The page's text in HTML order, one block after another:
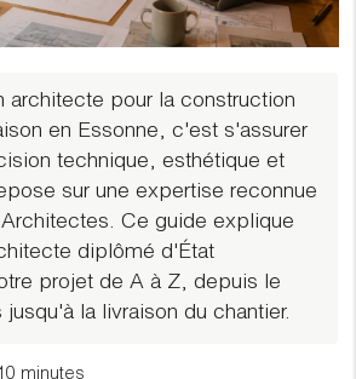
architecte pour la construction
en Essonne, c'est s'assurer
technique, esthétique et
sur une expertise reconnue
Ce guide explique
diplômé d'État
projet de A à Z, depuis le
la livraison du chantier.
minutes